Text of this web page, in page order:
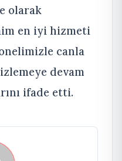
olarak
en iyi hizmeti
canla
devam
ifade etti.